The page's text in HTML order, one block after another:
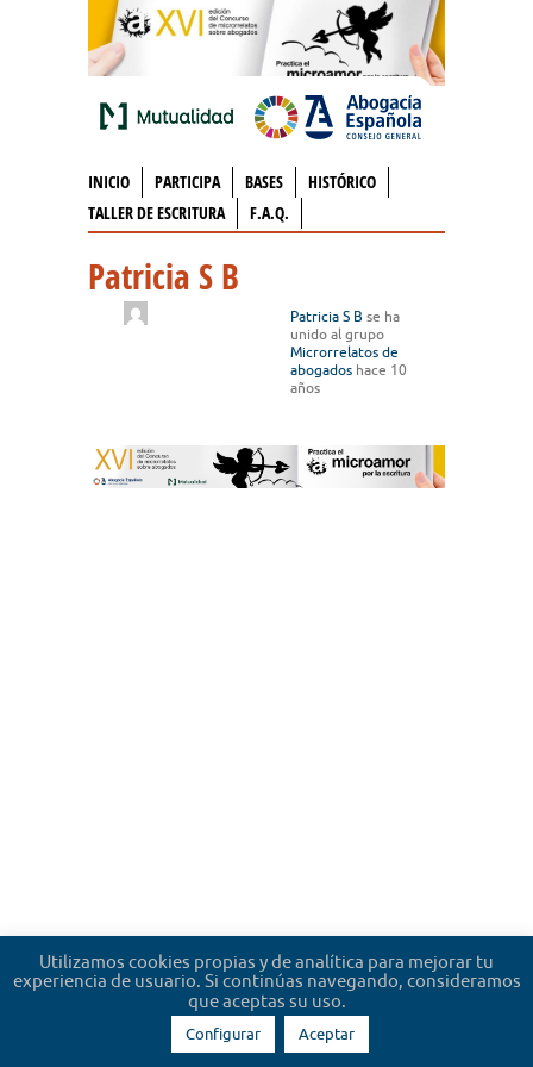
INICIO PARTICIPA BASES
HISTÓRICO
TALLER DE ESCRITURA
F.A.Q.
Patricia S B
Patricia S B se ha
unido al grupo
Microrrelatos de
abogados hace 10
años
Utilizamos cookies propias y de analítica para mejorar tu
experiencia de usuario. Si continúas navegando, consideramos
que aceptas su uso.
Configurar Aceptar